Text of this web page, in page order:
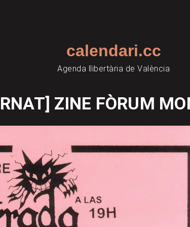
calendari.cc
Agenda llibertària de València
ZINE FÒRUM